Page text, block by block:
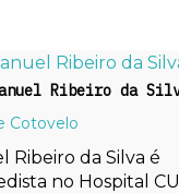
Ribeiro da
Cotovelo
Ribeiro da Silva é
no Hospital